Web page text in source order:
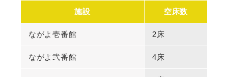
施設 空床数
ながよ壱番館 2床
ながよ弐番館 4床